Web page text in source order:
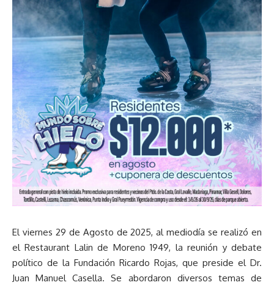
El viernes 29 de Agosto de 2025, al mediodía se realizó en
el Restaurant Lalin de Moreno 1949, la reunión y debate
político de la Fundación Ricardo Rojas, que preside el Dr.
Juan Manuel Casella. Se abordaron diversos temas de